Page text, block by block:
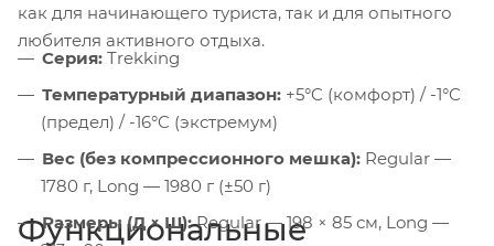
как для начинающего туриста, так и для опытного
любителя активного отдыха.
Серия: Trekking
Температурный диапазон: +5°C (комфорт) / -1°C
(предел) / -16°C (экстремум)
Вес (без компрессионного мешка): Regular —
1780 г, Long — 1980 г (±50 г)
Размеры (Д × Ш):Regular — 198 × 85 см, Long —
Функциональные